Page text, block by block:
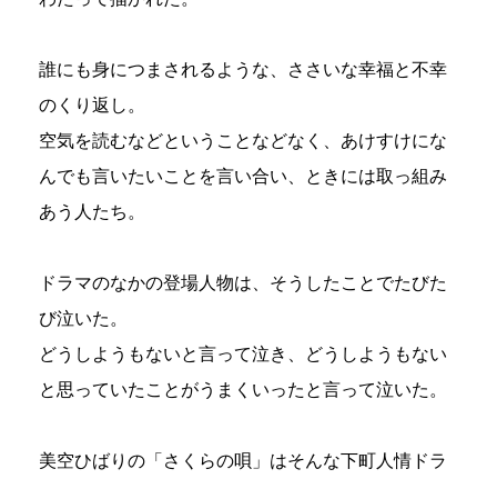
誰にも身につまされるような、ささいな幸福と不幸
のくり返し。
空気を読むなどということなどなく、あけすけにな
んでも言いたいことを言い合い、ときには取っ組み
あう人たち。
ドラマのなかの登場人物は、そうしたことでたびた
び泣いた。
どうしようもないと言って泣き、どうしようもない
と思っていたことがうまくいったと言って泣いた。
美空ひばりの「さくらの唄」はそんな下町人情ドラ